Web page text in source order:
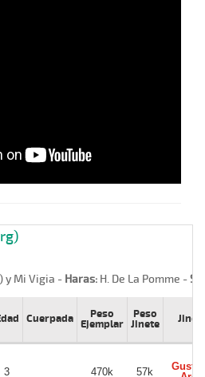
y Mi Vigia - Haras: H. De La Pomme -
Cuerpada
Peso
Ejemplar
Peso
Jinete
3 470k 57k